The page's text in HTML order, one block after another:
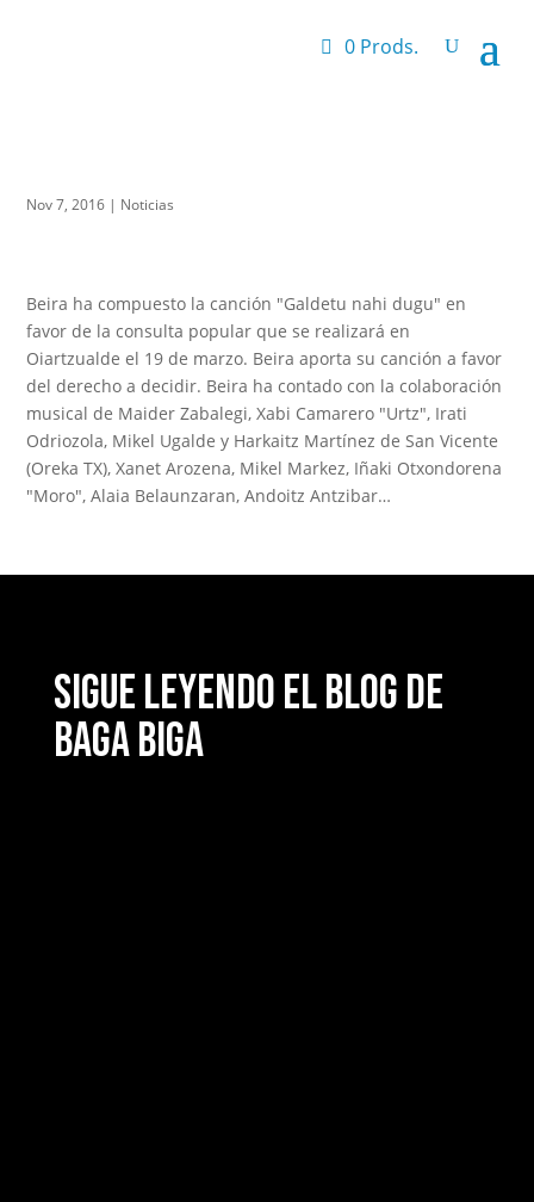
0 Prods.
Nov 7, 2016 | Noticias
Beira ha compuesto la canción "Galdetu nahi dugu" en
favor de la consulta popular que se realizará en
Oiartzualde el 19 de marzo. Beira aporta su canción a favor
del derecho a decidir. Beira ha contado con la colaboración
musical de Maider Zabalegi, Xabi Camarero "Urtz", Irati
Odriozola, Mikel Ugalde y Harkaitz Martínez de San Vicente
(Oreka TX), Xanet Arozena, Mikel Markez, Iñaki Otxondorena
"Moro", Alaia Belaunzaran, Andoitz Antzibar…
Sigue leyendo el blog de
Baga Biga